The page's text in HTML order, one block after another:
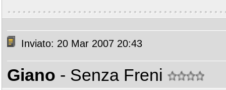
Inviato: 20 Mar 2007 20:43
Giano - Senza Freni